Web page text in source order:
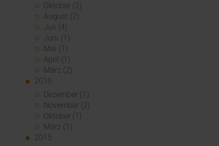
Oktober (2)
August (2)
Juli (4)
Juni (1)
Mai (1)
April (1)
März (2)
2016
Dezember (1)
November (2)
Oktober (1)
März (1)
2015